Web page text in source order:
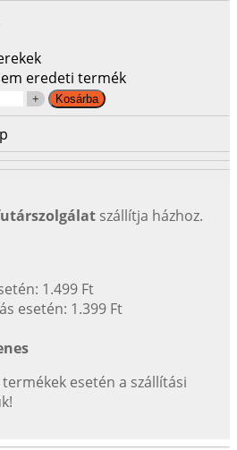
eredeti termék
szállítja házhoz.
1.499 Ft
esetén: 1.399 Ft
esetén a szállítási